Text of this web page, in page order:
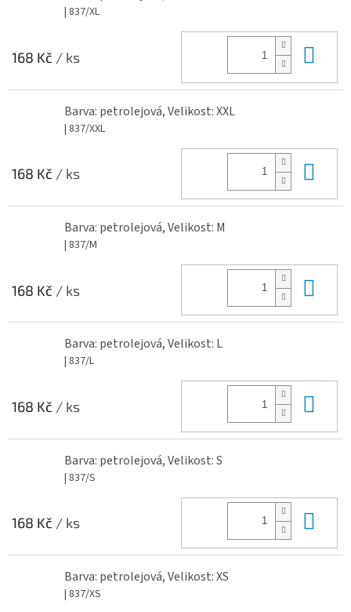
| 837/XL
168 Kč / ks
Barva: petrolejová, Velikost: XXL
| 837/XXL
168 Kč / ks
Barva: petrolejová, Velikost: M
| 837/M
168 Kč / ks
Barva: petrolejová, Velikost: L
| 837/L
168 Kč / ks
Barva: petrolejová, Velikost: S
| 837/S
168 Kč / ks
Barva: petrolejová, Velikost: XS
| 837/XS